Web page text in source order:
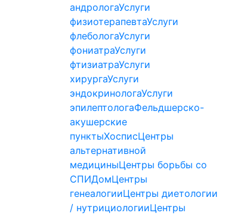
андрологаУслуги
физиотерапевтаУслуги
флебологаУслуги
фониатраУслуги
фтизиатраУслуги
хирургаУслуги
эндокринологаУслуги
эпилептологаФельдшерско-
акушерские
пунктыХосписЦентры
альтернативной
медициныЦентры борьбы со
СПИДомЦентры
генеалогииЦентры диетологии
/ нутрициологииЦентры